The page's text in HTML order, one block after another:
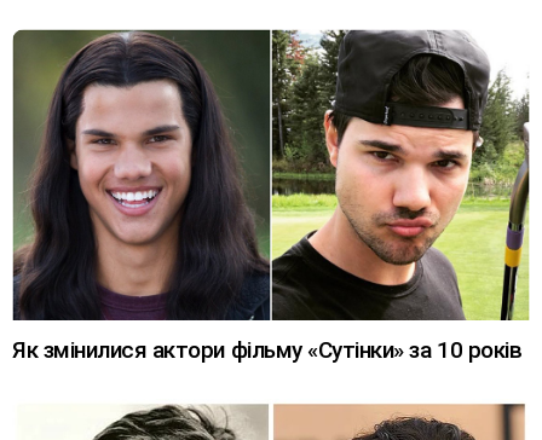
Як змінилися актори фільму «Сутінки» за 10 років